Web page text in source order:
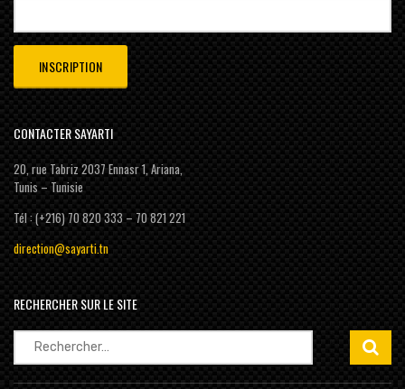
CONTACTER SAYARTI
20, rue Tabriz 2037 Ennasr 1, Ariana,
Tunis – Tunisie
Tél : (+216) 70 820 333 – 70 821 221
direction@sayarti.tn
RECHERCHER SUR LE SITE
Rechercher :